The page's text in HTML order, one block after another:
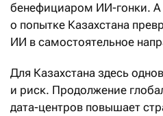
бенефициаром ИИ-гонки. А
о попытке Казахстана
ИИ в самостоятельное
Для Казахстана здесь
и риск. Продолжение
дата-центров повышает